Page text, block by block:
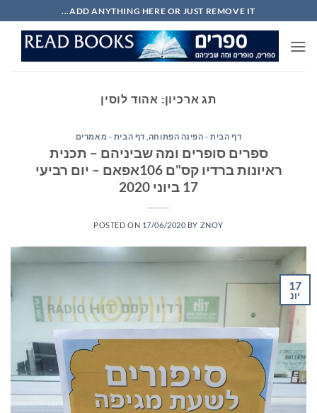
to
content
ADD ANYTHING HERE OR JUST REMOVE IT...
תג ארכיון: אהוד לוסין
דף הבית - הפינה הפתוחה דף הבית - מאמרים
ספרים סופרים ומה שביניהם – תכנית
ראיונות ברדיו קס"ם 106אפאם – יום רביעי
17 ביוני 2020
POSTED ON 17/06/2020 BY ZNOY
17
יונ